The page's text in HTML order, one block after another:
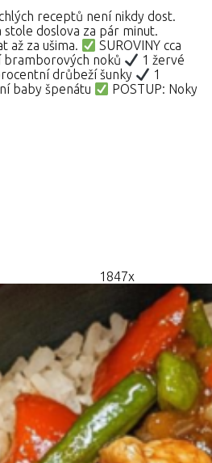
receptů není nikdy dost.
doslova za pár minut.
až za ušima.
SUROVINY cca
bramborových noků
1 žervé
drůbeží šunky
1
baby špenátu
POSTUP: Noky
1847x